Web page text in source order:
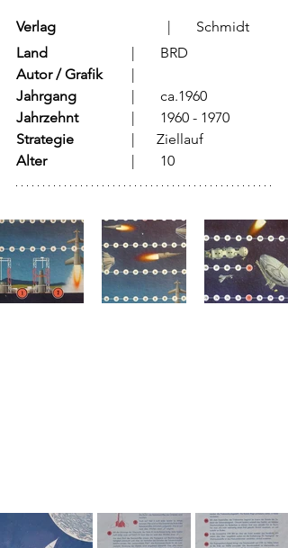
Verlag
		 	  |	Schmidt
Land
			  |	BRD
Autor / Grafik
Jahrgang
		  |	ca.1960
Jahrzehnt
		  |	1960 - 1970
Strategie
		  |      Ziellauf
Alter
			  |	10